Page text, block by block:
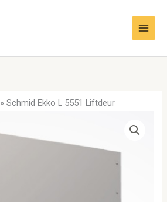
»Schmid Ekko L 5551 Liftdeur